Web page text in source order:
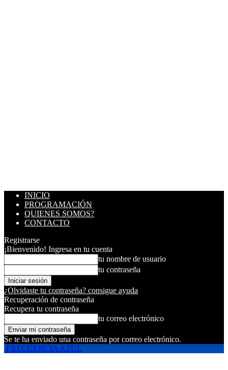
INICIO
PROGRAMACIÓN
QUIENES SOMOS?
CONTACTO
Registrarse
¡Bienvenido! Ingresa en tu cuenta
tu nombre de usuario
tu contraseña
¿Olvidaste tu contraseña? consigue ayuda
Recuperación de contraseña
Recupera tu contraseña
tu correo electrónico
Se te ha enviado una contraseña por correo electrónico.
FRECUENCIA AZUL